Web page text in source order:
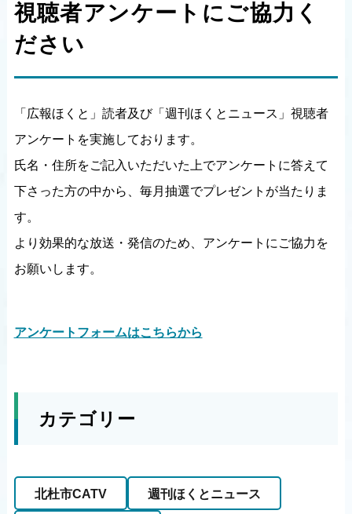
視聴者アンケートにご協力く
ださい
「広報ほくと」読者及び「週刊ほくとニュース」視聴者
アンケートを実施しております。
氏名・住所をご記入いただいた上でアンケートに答えて
下さった方の中から、毎月抽選でプレゼントが当たりま
す。
より効果的な放送・発信のため、アンケートにご協力を
お願いします。
アンケートフォームはこちらから
カテゴリー
北杜市CATV 週刊ほくとニュース